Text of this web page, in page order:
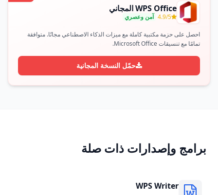
WPS Office المجاني
4.9/5 آمن وعصري
احصل على حزمة مكتبية كاملة مع ميزات الذكاء الاصطناعي مجانًا. متوافقة
تمامًا مع تنسيقات Microsoft Office.
حمّل النسخة المجانية
برامج وإصدارات ذات صلة
WPS Writer